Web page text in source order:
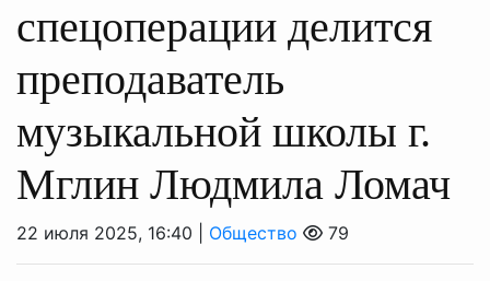
спецоперации делится
преподаватель
музыкальной школы г.
Мглин Людмила Ломач
22 июля 2025, 16:40 | Общество 79